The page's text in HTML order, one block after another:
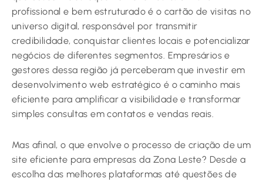
profissional e bem estruturado é o cartão de visitas no
universo digital, responsável por transmitir
credibilidade, conquistar clientes locais e potencializar
negócios de diferentes segmentos. Empresários e
gestores dessa região já perceberam que investir em
desenvolvimento web estratégico é o caminho mais
eficiente para amplificar a visibilidade e transformar
simples consultas em contatos e vendas reais.
Mas afinal, o que envolve o processo de criação de um
site eficiente para empresas da Zona Leste? Desde a
escolha das melhores plataformas até questões de